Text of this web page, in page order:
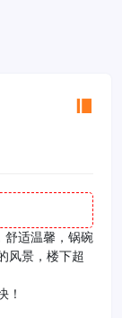
舒适温馨，锅碗
风景，楼下超
！